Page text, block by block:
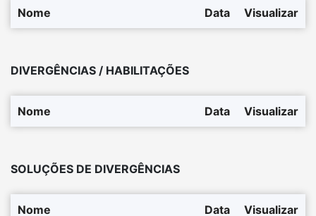
Nome Data Visualizar
DIVERGÊNCIAS / HABILITAÇÕES
Nome Data Visualizar
SOLUÇÕES DE DIVERGÊNCIAS
Nome Data Visualizar